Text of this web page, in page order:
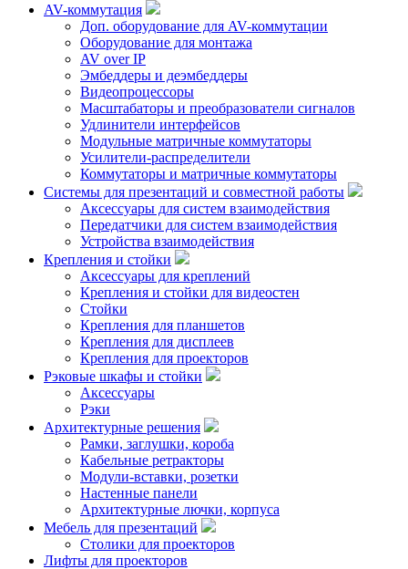
AV-коммутация
Доп. оборудование для AV-коммутации
Оборудование для монтажа
AV over IP
Эмбеддеры и деэмбеддеры
Видеопроцессоры
Масштабаторы и преобразователи сигналов
Удлинители интерфейсов
Модульные матричные коммутаторы
Усилители-распределители
Коммутаторы и матричные коммутаторы
Системы для презентаций и совместной работы
Аксессуары для систем взаимодействия
Передатчики для систем взаимодействия
Устройства взаимодействия
Крепления и стойки
Аксессуары для креплений
Крепления и стойки для видеостен
Стойки
Крепления для планшетов
Крепления для дисплеев
Крепления для проекторов
Рэковые шкафы и стойки
Аксессуары
Рэки
Архитектурные решения
Рамки, заглушки, короба
Кабельные ретракторы
Модули-вставки, розетки
Настенные панели
Архитектурные лючки, корпуса
Мебель для презентаций
Столики для проекторов
Лифты для проекторов